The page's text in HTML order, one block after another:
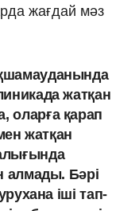
жағдай мәз
жатқан
оларға қарап
жатқан
алмады. Бәрі
іші тап-